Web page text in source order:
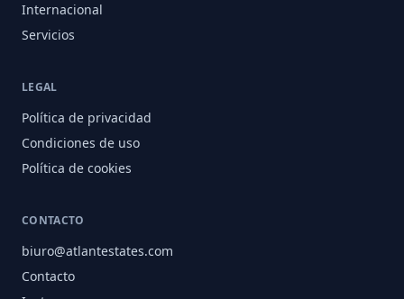
Internacional
Servicios
LEGAL
Política de privacidad
Condiciones de uso
Política de cookies
CONTACTO
biuro@atlantestates.com
Contacto